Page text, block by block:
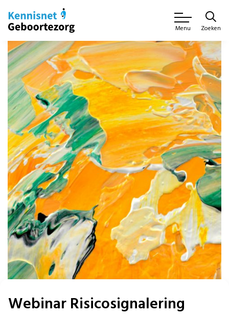
Menu Zoeken
Webinar Risicosignalering